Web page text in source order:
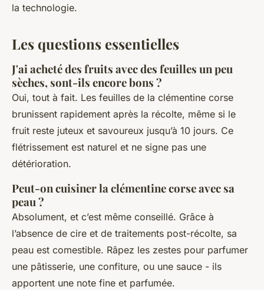
la technologie.
Les questions essentielles
J'ai acheté des fruits avec des feuilles un peu
sèches, sont-ils encore bons ?
Oui, tout à fait. Les feuilles de la clémentine corse
brunissent rapidement après la récolte, même si le
fruit reste juteux et savoureux jusqu’à 10 jours. Ce
flétrissement est naturel et ne signe pas une
détérioration.
Peut-on cuisiner la clémentine corse avec sa
peau ?
Absolument, et c’est même conseillé. Grâce à
l’absence de cire et de traitements post-récolte, sa
peau est comestible. Râpez les zestes pour parfumer
une pâtisserie, une confiture, ou une sauce - ils
apportent une note fine et parfumée.